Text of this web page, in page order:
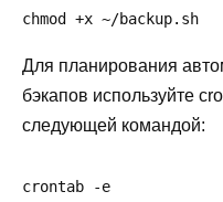
chmod +x ~/backup.sh
Для планирования
бэкапов используйте
следующей командой:
crontab -e